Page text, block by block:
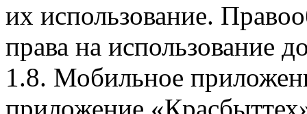
их использование.
права на использование
1.8. Мобильное